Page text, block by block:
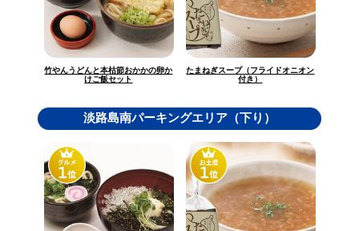
竹やんうどんと本枯節おかかの卵か
けご飯セット
たまねぎスープ（フライドオニオン
付き）
淡路島南パーキングエリア（下り）